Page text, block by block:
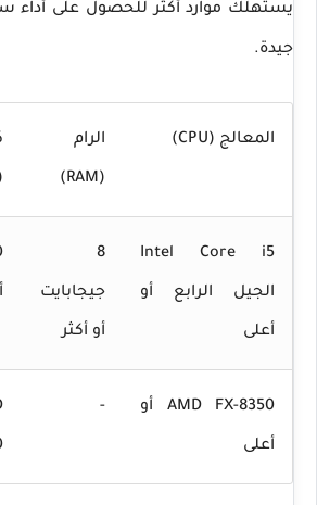
يستهلك موارد أكثر للحصول على
جيدة.
المعالج (CPU) الرام
(RAM)
Intel Core i5
الجيل الرابع أو
أعلى
8
جيجابايت
أو أكثر
AMD FX-8350 أو
أعلى
-